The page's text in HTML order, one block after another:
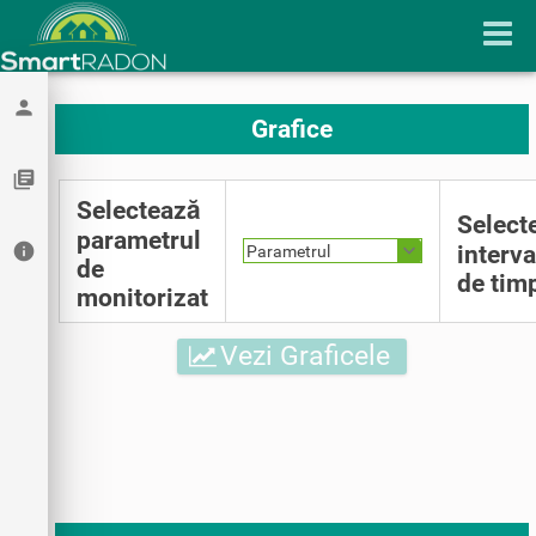
person
library_books
info
Grafice
Selectează
parametrul
de
monitorizat
Parametrul
de
Vezi Graficele